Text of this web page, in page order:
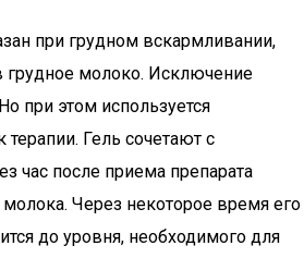
при грудном вскармливании,
грудное молоко. Исключение
при этом используется
Гель сочетают с
час после приема препарата
Через некоторое время его
до уровня, необходимого для